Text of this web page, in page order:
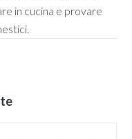
in cucina e provare